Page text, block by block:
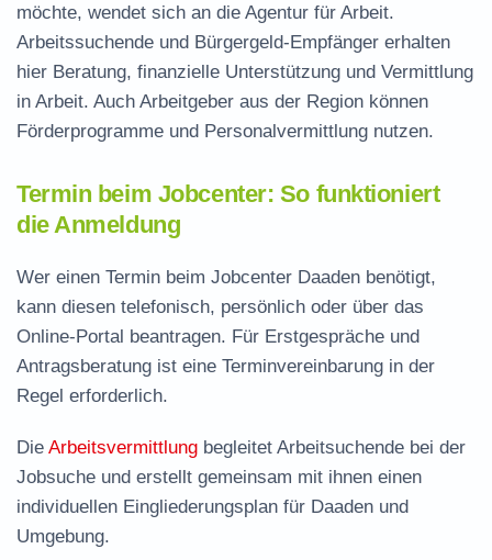
möchte, wendet sich an die Agentur für Arbeit.
Arbeitssuchende und Bürgergeld-Empfänger erhalten
hier Beratung, finanzielle Unterstützung und Vermittlung
in Arbeit. Auch Arbeitgeber aus der Region können
Förderprogramme und Personalvermittlung nutzen.
Termin beim Jobcenter: So funktioniert
die Anmeldung
Wer einen Termin beim Jobcenter Daaden benötigt,
kann diesen telefonisch, persönlich oder über das
Online-Portal beantragen. Für Erstgespräche und
Antragsberatung ist eine Terminvereinbarung in der
Regel erforderlich.
Die Arbeitsvermittlung begleitet Arbeitsuchende bei der
Jobsuche und erstellt gemeinsam mit ihnen einen
individuellen Eingliederungsplan für Daaden und
Umgebung.